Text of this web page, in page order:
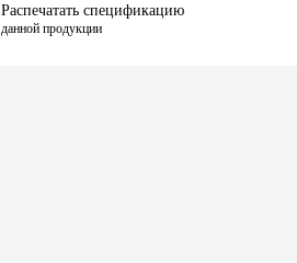
Распечатать спецификацию
данной продукции